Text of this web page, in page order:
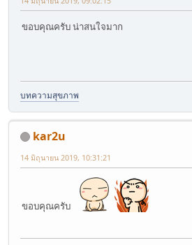
ขอบคุณครับ น่าสนใจมาก
บทความสุขภาพ
kar2u
14 มิถุนายน 2019, 10:31:21
ขอบคุณครับ